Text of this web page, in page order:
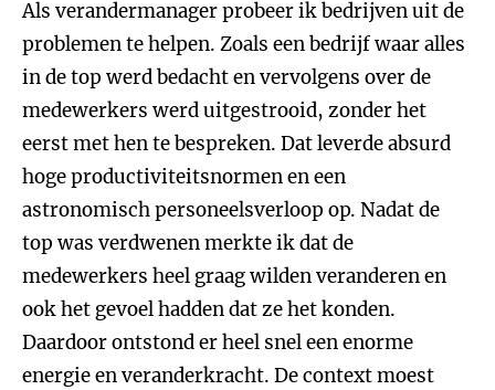
Als verandermanager probeer ik bedrijven uit de
problemen te helpen. Zoals een bedrijf waar alles
in de top werd bedacht en vervolgens over de
medewerkers werd uitgestrooid, zonder het
eerst met hen te bespreken. Dat leverde absurd
hoge productiviteitsnormen en een
astronomisch personeelsverloop op. Nadat de
top was verdwenen merkte ik dat de
medewerkers heel graag wilden veranderen en
ook het gevoel hadden dat ze het konden.
Daardoor ontstond er heel snel een enorme
energie en veranderkracht. De context moest